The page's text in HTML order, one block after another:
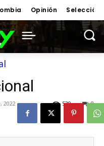
Opinión Selección
2022 0
539